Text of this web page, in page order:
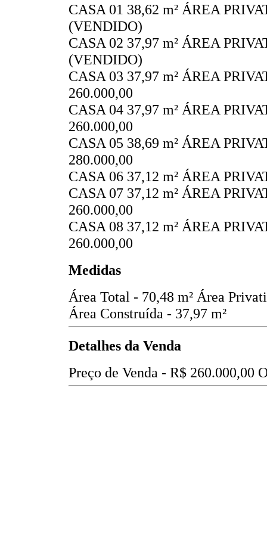
CASA 01 38,62 m² ÁREA
(VENDIDO)
CASA 02 37,97 m² ÁREA
(VENDIDO)
CASA 03 37,97 m² ÁREA
260.000,00
CASA 04 37,97 m² ÁREA
260.000,00
CASA 05 38,69 m² ÁREA
280.000,00
CASA 06 37,12 m² ÁREA
CASA 07 37,12 m² ÁREA
260.000,00
CASA 08 37,12 m² ÁREA
260.000,00
Medidas
Área Total - 70,48 m² Área
Área Construída - 37,97 m²
Detalhes da Venda
Preço de Venda - R$ 260.000,00